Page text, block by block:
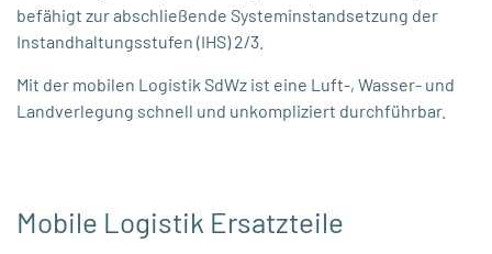
befähigt zur abschließende Systeminstandsetzung der
Instandhaltungsstufen (IHS) 2/3.
Mit der mobilen Logistik SdWz ist eine Luft-, Wasser- und
Landverlegung schnell und unkompliziert durchführbar.
Mobile Logistik Ersatzteile